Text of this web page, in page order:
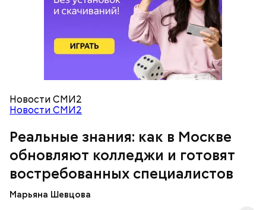
Новости СМИ2
Новости СМИ2
Реальные знания: как в Москве
обновляют колледжи и готовят
востребованных специалистов
Марьяна Шевцова
Как на производстве
Во время экскурсии школьники побывали на
— Очень красивые локации и столько полезных
знаний! — поделилась ученица 10 «В» класса Елена
Васильева.